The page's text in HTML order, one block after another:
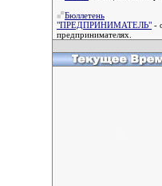
Бюллетень
"ПРЕДПРИНИМАТЕЛЬ" -
предпринимателях.